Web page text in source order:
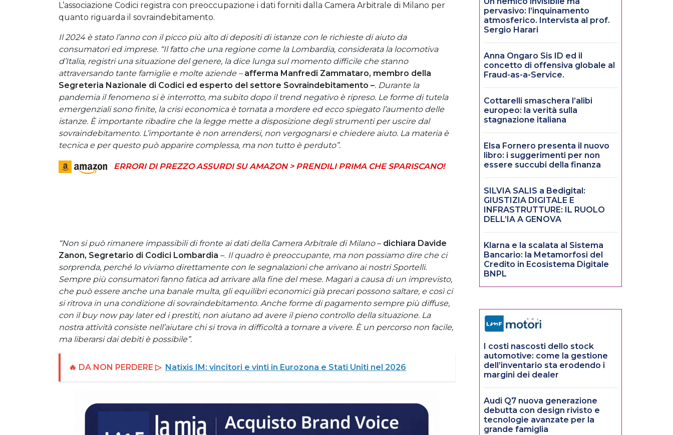
L’associazione Codici registra con preoccupazione i dati forniti dalla Camera Arbitrale di Milano per
quanto riguarda il sovraindebitamento.
Il 2024 è stato l’anno con il picco più alto di depositi di istanze con le richieste di aiuto da
consumatori ed imprese. “Il fatto che una regione come la Lombardia, considerata la locomotiva
d’Italia, registri una situazione del genere, la dice lunga sul momento difficile che stanno
attraversando tante famiglie e molte aziende – afferma Manfredi Zammataro, membro della
Segreteria Nazionale di Codici ed esperto del settore Sovraindebitamento –. Durante la
pandemia il fenomeno si è interrotto, ma subito dopo il trend negativo è ripreso. Le forme di tutela
emergenziali sono finite, la crisi economica è tornata a mordere ed ecco spiegato l’aumento delle
istanze. È importante ribadire che la legge mette a disposizione degli strumenti per uscire dal
sovraindebitamento. L’importante è non arrendersi, non vergognarsi e chiedere aiuto. La materia è
tecnica e per questo può apparire complessa, ma non tutto è perduto”.
ERRORI DI PREZZO ASSURDI SU AMAZON > PRENDILI PRIMA CHE SPARISCANO!
“Non si può rimanere impassibili di fronte ai dati della Camera Arbitrale di Milano– dichiara Davide
Zanon, Segretario di Codici Lombardia –. Il quadro è preoccupante, ma non possiamo dire che ci
sorprenda, perché lo viviamo direttamente con le segnalazioni che arrivano ai nostri Sportelli.
Sempre più consumatori fanno fatica ad arrivare alla fine del mese. Magari a causa di un imprevisto,
che può essere anche una banale multa, gli equilibri economici già precari possono saltare, e così ci
si ritrova in una condizione di sovraindebitamento. Anche forme di pagamento sempre più diffuse,
con il buy now pay later ed i prestiti, non aiutano ad avere il pieno controllo della situazione. La
nostra attività consiste nell’aiutare chi si trova in difficoltà a tornare a vivere. È un percorso non facile,
ma liberarsi dai debiti è possibile”.
🔥 DA NON PERDERE ▷ Natixis IM: vincitori e vinti in Eurozona e Stati Uniti nel 2026
pervasivo: l’inquinamento
atmosferico. Intervista al prof.
Sergio Harari
Anna Ongaro Sis ID ed il
concetto di offensiva globale al
Fraud-as-a-Service.
Cottarelli smaschera l’alibi
europeo: la verità sulla
stagnazione italiana
Elsa Fornero presenta il nuovo
libro: i suggerimenti per non
essere succubi della finanza
SILVIA SALIS a Bedigital:
GIUSTIZIA DIGITALE E
INFRASTRUTTURE: IL RUOLO
DELL’IA A GENOVA
Klarna e la scalata al Sistema
Bancario: la Metamorfosi del
Credito in Ecosistema Digitale
BNPL
I costi nascosti dello stock
automotive: come la gestione
dell’inventario sta erodendo i
margini dei dealer
Audi Q7 nuova generazione
debutta con design rivisto e
tecnologie avanzate per la
grande famiglia